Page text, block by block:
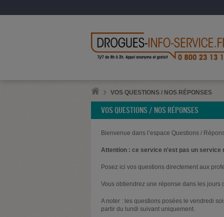
VOS QUESTIONS / NOS RÉPONSES
VOS QUESTIONS / NOS RÉPONSES
Bienvenue dans l’espace Questions /
Attention : ce service n'est pas un service
Posez ici vos questions directement aux
Vous obtiendrez une réponse dans les jours
A noter : les questions posées le vendredi
partir du lundi suivant uniquement.